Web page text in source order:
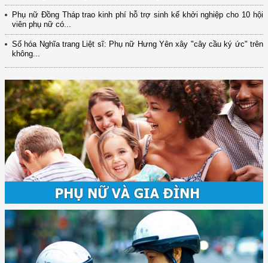
Phụ nữ Đồng Tháp trao kinh phí hỗ trợ sinh kế khởi nghiệp cho 10 hội
viên phụ nữ có...
Số hóa Nghĩa trang Liệt sĩ: Phụ nữ Hưng Yên xây "cây cầu ký ức" trên
không...